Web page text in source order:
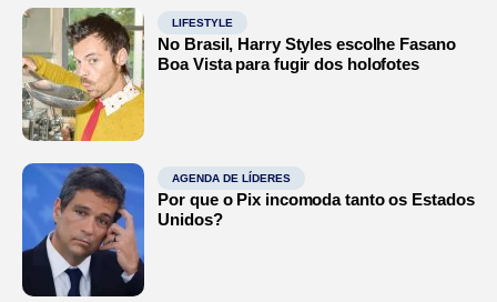
LIFESTYLE
No Brasil, Harry Styles escolhe Fasano
Boa Vista para fugir dos holofotes
AGENDA DE LÍDERES
Por que o Pix incomoda tanto os Estados
Unidos?